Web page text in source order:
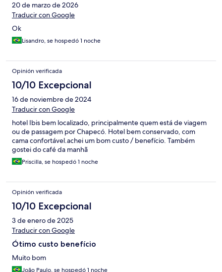
20 de marzo de 2026
Traducir con Google
Ok
Lisandro, se hospedó 1 noche
Opinión verificada
10/10 Excepcional
16 de noviembre de 2024
Traducir con Google
hotel Ibis bem localizado, principalmente quem está de viagem
ou de passagem por Chapecó. Hotel bem conservado, com
cama confortável.achei um bom custo / benefício. Também
gostei do café da manhã
Priscilla, se hospedó 1 noche
Opinión verificada
10/10 Excepcional
3 de enero de 2025
Traducir con Google
Ótimo custo benefício
Muito bom
João Paulo, se hospedó 1 noche